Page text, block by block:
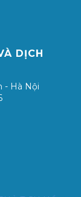
DỊCH
- Hà Nội